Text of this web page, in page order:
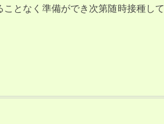
となく準備ができ次第随時接種して